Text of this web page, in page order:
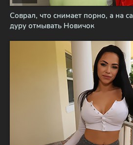
Соврал, что снимает порно, а на
дуру отмывать Новичок